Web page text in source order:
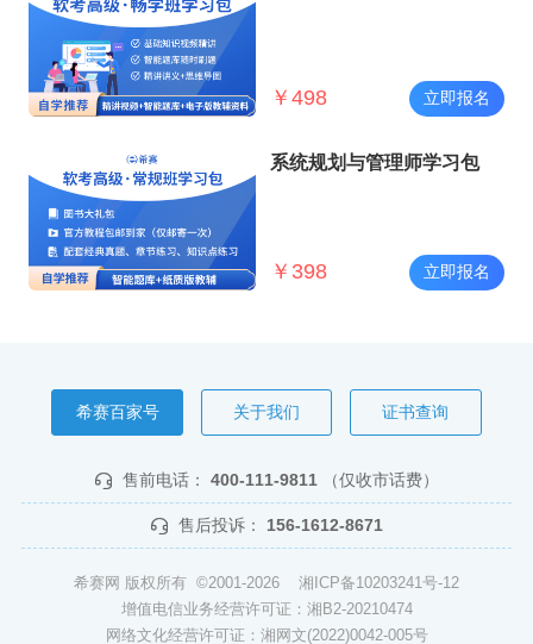
￥ 498 立即报名
系统规划与管理师学习包
￥ 398 立即报名
希赛百家号 关于我们 证书查询
售前电话： 400-111-9811 （仅收市话费）
售后投诉： 156-1612-8671
希赛网 版权所有 ©2001-2026 湘ICP备10203241号-12
增值电信业务经营许可证：湘B2-20210474
网络文化经营许可证：湘网文(2022)0042-005号